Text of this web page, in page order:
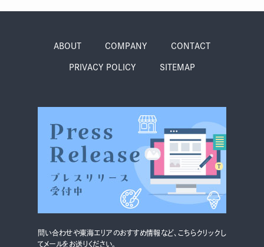
グルメ・まち イベント
お問い合わせ
ABOUT COMPANY CONTACT
PRIVACY POLICY SITEMAP
問い合わせや東海エリアのおすすめ情報など、こちらクリックし
てメールをお送りください。